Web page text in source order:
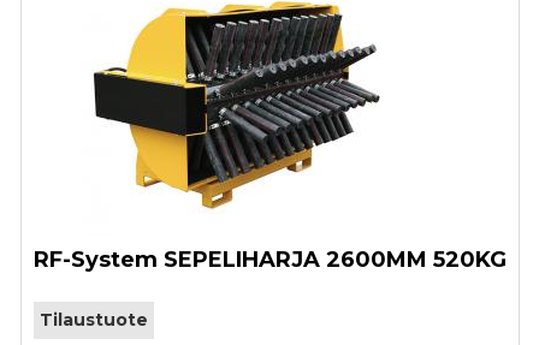
RF-System SEPELIHARJA 2600MM 520KG
Tilaustuote